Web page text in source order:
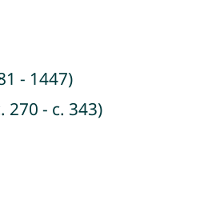
- 1447)
- c. 343)